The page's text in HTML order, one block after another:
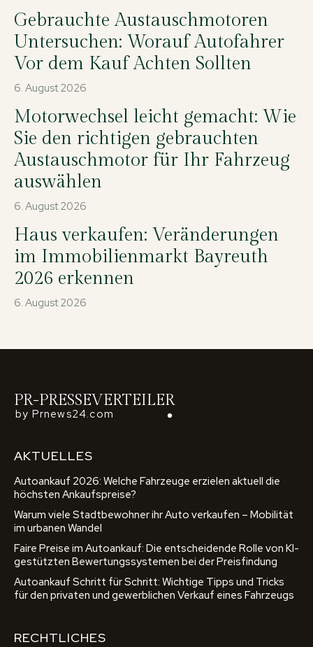
Gebrauchte Austauschmotoren
Untersuchen: Worauf Autofahrer
Vor dem Kauf Achten Sollten
6. August 2026
Motorwechsel leicht gemacht: Wie
Sie den richtigen gebrauchten
Austauschmotor für Ihr Fahrzeug
auswählen
6. August 2026
Haus verkaufen: Veränderungen
im Immobilienmarkt Bayreuth
2026 erkennen
6. August 2026
PR-PRESSEVERTEILER
by Prnews24.com
AKTUELLES
Autoankauf 2026: Welche Fahrzeuge erzielen aktuell die
höchsten Ankaufspreise?
Warum viele Stadtbewohner ihr Auto verkaufen – Mobilität
im urbanen Wandel
Faire Preise im Autoankauf: Die entscheidende Rolle von KI-
gestützten Bewertungssystemen bei der Preisfindung
Autoankauf Schritt für Schritt: Wichtige Tipps und Tricks
für den privaten und gewerblichen Verkauf eines Fahrzeugs
RECHTLICHES